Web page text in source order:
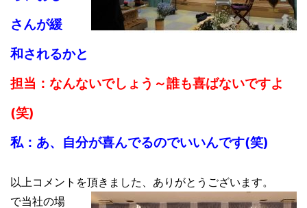
さんが緩
和されるかと
担当：なんないでしょう～誰も喜ばないですよ
(笑)
私：あ、自分が喜んでるのでいいんです(笑)
以上コメントを頂きました、ありがとうございます。
で当社の場